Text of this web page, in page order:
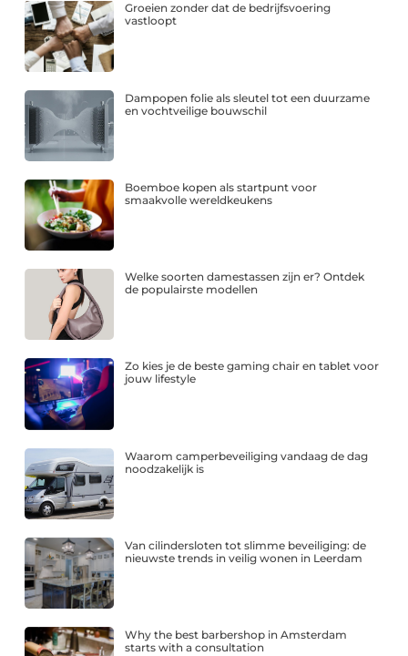
Groeien zonder dat de bedrijfsvoering
vastloopt
Dampopen folie als sleutel tot een duurzame
en vochtveilige bouwschil
Boemboe kopen als startpunt voor
smaakvolle wereldkeukens
Welke soorten damestassen zijn er? Ontdek
de populairste modellen
Zo kies je de beste gaming chair en tablet voor
jouw lifestyle
Waarom camperbeveiliging vandaag de dag
noodzakelijk is
Van cilindersloten tot slimme beveiliging: de
nieuwste trends in veilig wonen in Leerdam
Why the best barbershop in Amsterdam
starts with a consultation